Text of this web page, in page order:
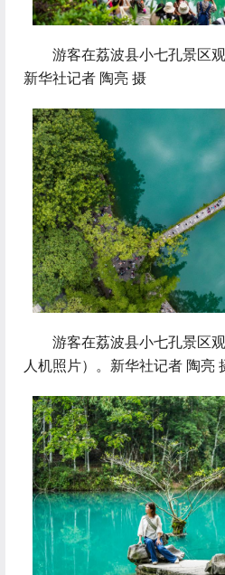
游客在荔波县小七孔景区观
新华社记者 陶亮 摄
游客在荔波县小七孔景区观
人机照片）。新华社记者 陶亮